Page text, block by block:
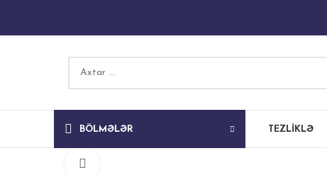
BÖLMƏLƏR TEZLIKLƏ